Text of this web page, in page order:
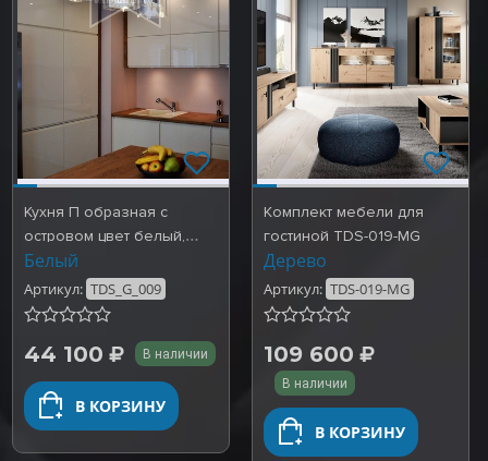
Кухня П образная с
островом цвет белый,
фасады эмаль. Готовые
ра…
Белый
Артикул: TDS_G_009
44 100 В наличии
В КОРЗИНУ
Комплект мебели для
гостиной TDS-019-MG
Дерево
Артикул: TDS-019-MG
109 600
В наличии
В КОРЗИНУ